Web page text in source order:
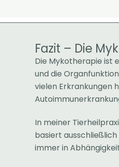
Fazit – Die
Die Mykotherapie ist
und die
vielen Erkrankungen
In meiner
basiert
immer in